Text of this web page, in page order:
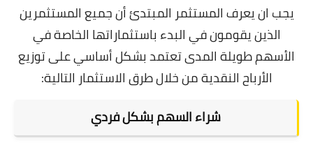
يجب ان يعرف المستثمر المبتدئ أن جميع المستثمرين
الذين يقومون في البدء باستثماراتها الخاصة في
الأسهم طويلة المدى تعتمد بشكل أساسي على توزيع
الأرباح النقدية من خلال طرق الاستثمار التالية:
شراء السهم بشكل فردي